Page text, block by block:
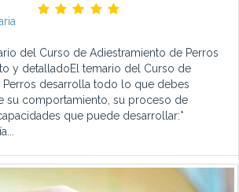
del Curso de Adiestramiento de Perros
y detalladoEl temario del Curso de
Perros desarrolla todo lo que debes
su comportamiento, su proceso de
que puede desarrollar:*